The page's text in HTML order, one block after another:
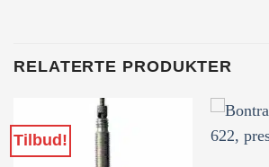
RELATERTE PRODUKTER
Tilbud!